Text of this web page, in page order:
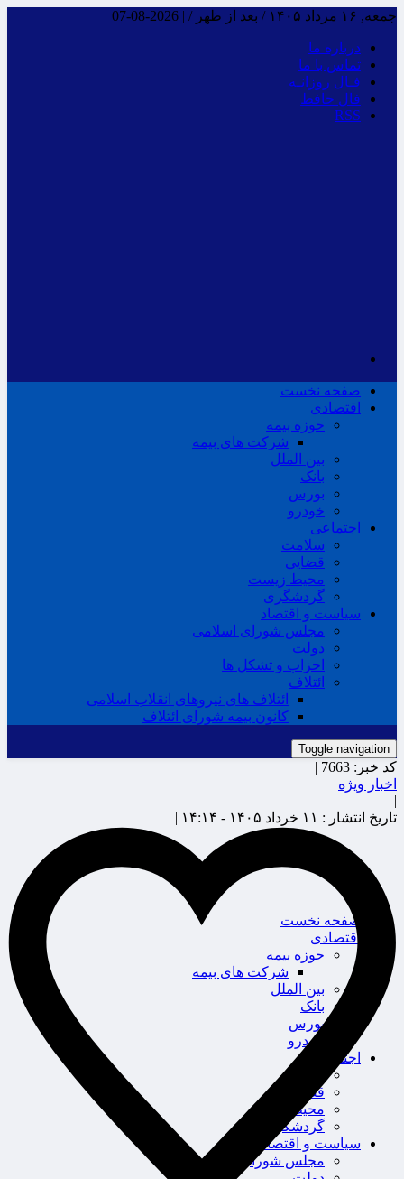
جمعه, ۱۶ مرداد ۱۴۰۵ / بعد از ظهر / |
2026-08-07
درباره ما
تماس با ما
فـال روزانـه
فال حافظ
RSS
صفحه نخست
اقتصادی
حوزه بیمه
شرکت های بیمه
بین الملل
بانک
بورس
خودرو
اجتماعی
سلامت
قضایی
محیط زیست
گردشگری
سیاست و اقتصاد
مجلس شورای اسلامی
دولت
احزاب و تشکل ها
ائتلاف
ائتلاف های نیروهای انقلاب اسلامی
کانون بیمه شورای ائتلاف
Toggle navigation
صفحه نخست
اقتصادی
حوزه بیمه
شرکت های بیمه
بین الملل
بانک
بورس
خودرو
اجتماعی
سلامت
قضایی
محیط زیست
گردشگری
سیاست و اقتصاد
مجلس شورای اسلامی
کد خبر: 7663 |
اخبار ویژه
|
تاریخ انتشار : ۱۱ خرداد ۱۴۰۵ - ۱۴:۱۴ |